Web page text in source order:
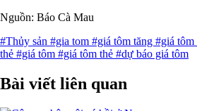
Nguồn: Báo Cà Mau
#Thủy sản #gia tom #giá tôm tăng #giá tôm
thẻ #giá tôm #giá tôm thẻ #dự báo giá tôm
Bài viết liên quan